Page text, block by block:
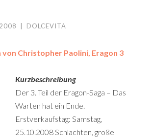
DOLCEVITA
von Christopher Paolini, Eragon 3
Kurzbeschreibung
Der 3. Teil der Eragon-Saga – Das
Warten hat ein Ende.
Erstverkaufstag: Samstag,
25.10.2008 Schlachten, große